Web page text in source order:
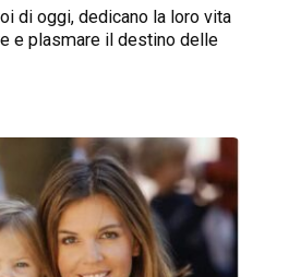
di oggi, dedicano la loro vita
e plasmare il destino delle